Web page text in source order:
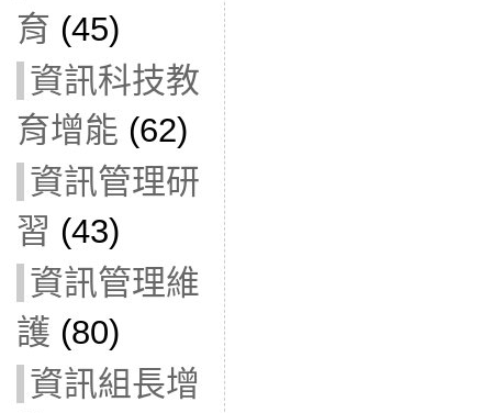
育 (45)
資訊科技教
育增能 (62)
資訊管理研
習 (43)
資訊管理維
護 (80)
資訊組長增